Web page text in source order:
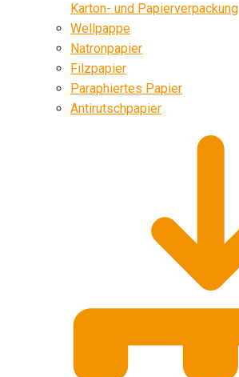
Karton- und Papierverpackung
Wellpappe
Natronpapier
Filzpapier
Paraphiertes Papier
Antirutschpapier